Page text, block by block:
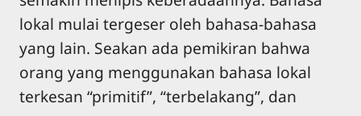
lokal mulai tergeser oleh bahasa-bahasa
yang lain. Seakan ada pemikiran bahwa
orang yang menggunakan bahasa lokal
terkesan “primitif”, “terbelakang”, dan